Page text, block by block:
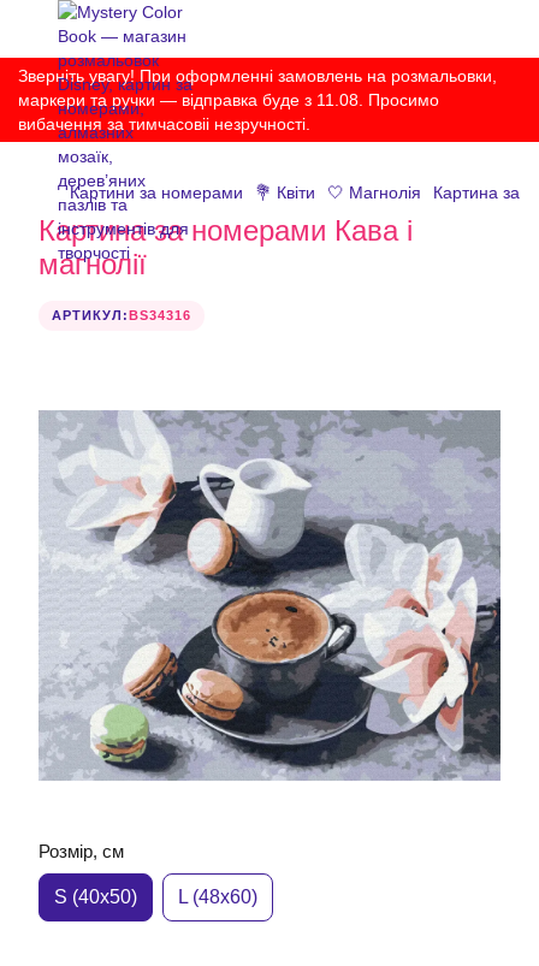
Зверніть увагу! При оформленні замовлень на розмальовки,
маркери та ручки — відправка буде з 11.08. Просимо
вибачення за тимчасовіі незручності.
Картини за номерами 💐 Квіти 🤍 Магнолія Картина за
Картина за номерами Кава і
магнолії
АРТИКУЛ:BS34316
Розмір, см
S (40x50) L (48x60)